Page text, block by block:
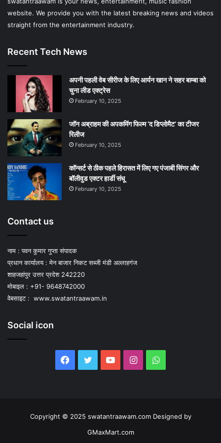
m
website. We provide you with the latest breaking news and videos
straight from the entertainment industry.
Recent Tech News
अपनी पहली वेब सीरीज के लिए आर्यन खान ने सहर बाम्‍बा को
चुना लीड एक्‍ट्रेस
February 10, 2025
जॉन अब्राहम की अपकमिंग फिल्म ‘द डिप्लोमैट’ का टीजर
रिलीज
February 10, 2025
कॉन्सर्ट से ठीक पहले हिरासत में लिए गए पंजाबी सिंगर और
बॉलीवुड एक्टर हार्डी संधू
February 10, 2025
Contact us
नाम : पवन कुमार गुप्ता संपादक
प्रधान कार्यालय : मेन बाजार निकट सब्जी मंडी अल्लाहगंज
शाहजहांपुर उत्तर प्रदेश 242220
मोबाइल : +91- 9648742000
वेबसाइट : www.swatantraawam.in
Social icon
Facebook
Twitter YouTubeInstagramWhatsApp
Copyright © 2025 swatantraawam.com Designed by
GMaxMart.com